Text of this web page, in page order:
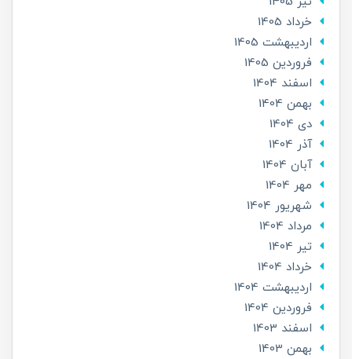
خرداد 1405
ارديبهشت 1405
فروردین 1405
اسفند 1404
بهمن 1404
دی 1404
آذر 1404
آبان 1404
مهر 1404
شهریور 1404
مرداد 1404
تير 1404
خرداد 1404
ارديبهشت 1404
فروردین 1404
اسفند 1403
بهمن 1403